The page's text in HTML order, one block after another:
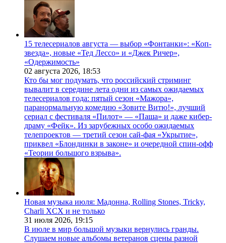
15 телесериалов августа — выбор «Фонтанки»: «Коп-
звезда», новые «Тед Лессо» и «Джек Ричер»,
«Одержимость»
02 августа 2026, 18:53
Кто бы мог подумать, что российский стриминг
вывалит в середине лета одни из самых ожидаемых
телесериалов года: пятый сезон «Мажора»,
паранормальную комедию «Зовите Витю!», лучший
сериал с фестиваля «Пилот» — «Паша» и даже кибер-
драму «Фейк». Из зарубежных особо ожидаемых
телепроектов — третий сезон сай-фая «Укрытие»,
приквел «Блондинки в законе» и очередной спин-офф
«Теории большого взрыва».
Новая музыка июля: Мадонна, Rolling Stones, Tricky,
Charli XCX и не только
31 июля 2026, 19:15
В июле в мир большой музыки вернулись гранды.
Слушаем новые альбомы ветеранов сцены разной